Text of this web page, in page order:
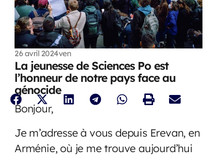
26 avril 2024ven
La jeunesse de Sciences Po est
l’honneur de notre pays face au
génocide
Bonjour,
Je m’adresse à vous depuis Erevan, en
Arménie, où je me trouve aujourd’hui